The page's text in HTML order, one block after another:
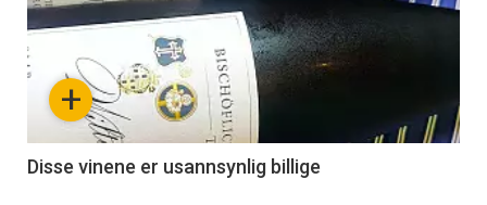
akkurat
nå
6
+
Disse vinene er usannsynlig billige